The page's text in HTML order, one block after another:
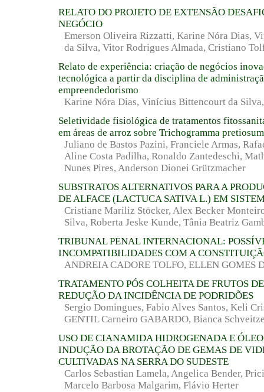
RELATO DO PROJETO DE EXTENSÃO
NEGÓCIO
Emerson Oliveira Rizzatti, Karine Nóra Dias,
da Silva, Vitor Rodrigues Almada, Cristiano
Relato de experiência: criação de negócios
tecnológica a partir da disciplina de
empreendedorismo
Karine Nóra Dias, Vinícius Bittencourt da
Seletividade fisiológica de tratamentos
em áreas de arroz sobre Trichogramma pretiosum
Juliano de Bastos Pazini, Franciele Armas,
Aline Costa Padilha, Ronaldo Zantedeschi,
Nunes Pires, Anderson Dionei Grützmacher
SUBSTRATOS ALTERNATIVOS PARA A
DE ALFACE (LACTUCA SATIVA L.) EM
Cristiane Mariliz Stöcker, Alex Becker
Silva, Roberta Jeske Kunde, Tânia Beatriz
TRIBUNAL PENAL INTERNACIONAL:
INCOMPATIBILIDADES COM A
ANDREIA CADORE TOLFO, ELLEN GOMES
TRATAMENTO PÓS COLHEITA DE FRUTOS
REDUÇÃO DA INCIDÊNCIA DE PODRIDÕES
Sergio Domingues, Fabio Alves Santos, Keli
GENTIL Carneiro GABARDO, Bianca
USO DE CIANAMIDA HIDROGENADA E
INDUÇÃO DA BROTAÇÃO DE GEMAS DE
CULTIVADAS NA SERRA DO SUDESTE
Carlos Sebastian Lamela, Angelica Bender,
Marcelo Barbosa Malgarim, Flávio Herter